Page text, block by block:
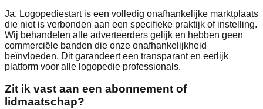
Ja, Logopediestart is een volledig onafhankelijke marktplaats
die niet is verbonden aan een specifieke praktijk of instelling.
Wij behandelen alle adverteerders gelijk en hebben geen
commerciële banden die onze onafhankelijkheid
beïnvloeden. Dit garandeert een transparant en eerlijk
platform voor alle logopedie professionals.
Zit ik vast aan een abonnement of
lidmaatschap?